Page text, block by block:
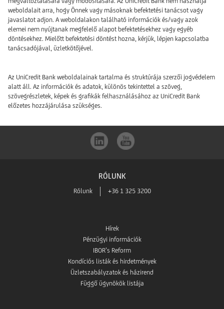
weboldalait arra, hogy Önnek vagy másoknak befektetési tanácsot vagy
javaslatot adjon. A weboldalakon található információk és/vagy azok
elemei nem nyújtanak megfelelő alapot befektetésekhez vagy egyéb
döntésekhez. Mielőtt befektetési döntést hozna, kérjük, lépjen kapcsolatba
tanácsadójával, üzletkötőjével.
Az UniCredit Bank weboldalainak tartalma és struktúrája szerzői jogvédelem
alatt áll. Az információk és adatok, különös tekintettel a szöveg,
szövegrészletek, képek és grafikák felhasználásához az UniCredit Bank
előzetes hozzájárulása szükséges.
RÓLUNK
Rólunk +36 1 325 3200
Hírek
Pénzügyi információk
IBOR’s Reform
Kondíciós listák és hirdetmények
Üzletszabályzatok és házirend
Függő ügynökök listája